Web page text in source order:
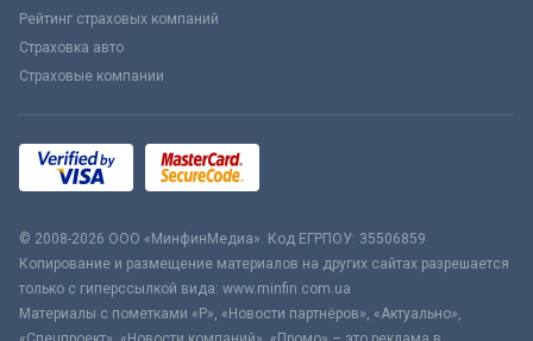
Рейтинг страховых компаний
Страховка авто
Страховые компании
© 2008-2026 ООО «МинфинМедиа». Код ЕГРПОУ: 35506859
Копирование и размещение материалов на других сайтах разрешается
только с гиперссылкой вида: www.minfin.com.ua
Материалы с пометками «Р», «Новости партнёров», «Актуально»,